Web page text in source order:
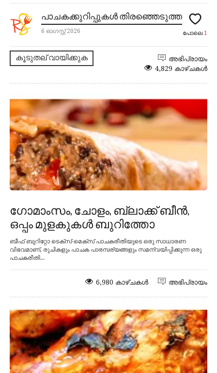
പാചകക്കുറിപ്പുകൾ തിരഞ്ഞെടുത്ത
6 ഓഗസ്റ്റ് 2026 പോലെ1
കൂടുതല് വായിക്കുക
അഭിപ്രായം
4,829 കാഴ്ചകൾ
ഗോമാംസം, ചോളം, ബ്ലാക്ക് ബീൻ,
ഒപ്പം മുളകുകൾ ബുറിത്തോ
ബീഫ് ബുറിറ്റോ ടെക്സ്-മെക്സ് പാചകരീതിയുടെ ഒരു സാധാരണ
വിഭവമാണ്, രുചികളും പാചക പാരമ്പര്യങ്ങളും സമന്വയിപ്പിക്കുന്ന ഒരു
പാചകരീതി...
അഭിപ്രായം
6,980 കാഴ്ചകൾ